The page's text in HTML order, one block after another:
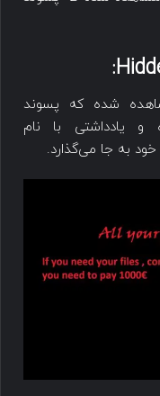
:
و یادداشتی با نام
خود به جا می‌گذارد.